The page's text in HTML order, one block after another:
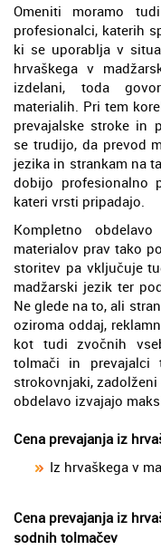
Omeniti moramo
profesionalci, katerih
ki se uporablja v
hrvaškega v
izdelani, toda
materialih. Pri tem
prevajalske stroke in
se trudijo, da prevod
jezika in strankam na
dobijo profesionalno
kateri vrsti pripadajo.
Kompletno
materialov prav tako
storitev pa vključuje
madžarski jezik ter
Ne glede na to, ali
oziroma oddaj,
kot tudi zvočnih
tolmači in prevajalci
strokovnjaki,
obdelavo izvajajo
Cena prevajanja iz
Iz hrvaškega v
Cena prevajanja iz
sodnih tolmačev